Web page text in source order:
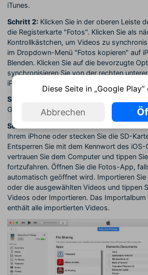
iTunes.
Schritt 2: Klicken Sie in der oberen Leiste
die Registerkarte "Fotos". Klicken Sie als
Kontrollkästchen, um Videos zu
im Dropdown-Menü "Fotos kopieren" auf
Blenden. Klicken Sie auf die bevorzugte
synchronisieren Sie von der rechten
iPhone kopiert dann alle ausgewählten
Schritt 3:
Gerät mit der neuesten Version von iTunes
Schritt 4:
Ihrem iPhone oder stecken Sie die SD-
Entsperren Sie mit dem Kennwort des
vertrauen Sie dem Computer und tippen
fortzufahren. Öffnen Sie die Fotos-App,
automatisch geöffnet wird. Importieren Sie
oder die ausgewählten Videos und tippen
Videos oder Importieren. Das
enthält alle importierten Videos.
Diese Seite in „Google
Abbrechen